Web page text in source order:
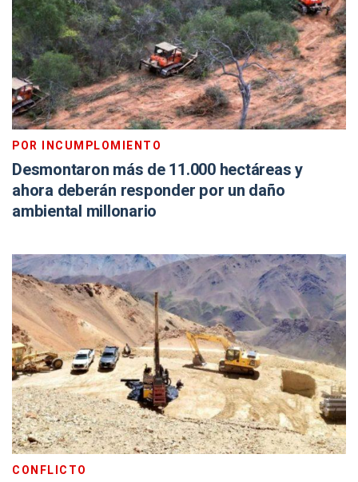
POR INCUMPLOMIENTO
Desmontaron más de 11.000 hectáreas y
ahora deberán responder por un daño
ambiental millonario
CONFLICTO